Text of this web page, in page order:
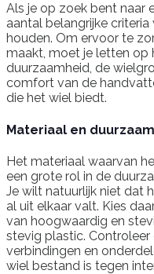
Als je op zoek bent naar
aantal belangrijke
houden. Om ervoor te
maakt, moet je letten op
duurzaamheid, de
comfort van de
die het wiel biedt.
Materiaal en
Het materiaal waarvan
een grote rol in de
Je wilt natuurlijk niet dat
al uit elkaar valt. Kies
van hoogwaardig en
stevig plastic.
verbindingen en
wiel bestand is tegen